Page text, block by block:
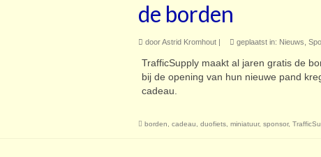
de borden
doorAstrid Kromhout| geplaatst in: Nieuws
TrafficSupply maakt al jaren gratis de
bij de opening van hun nieuwe pand
cadeau.
borden, cadeau, duofiets, miniatuur, sponsor,